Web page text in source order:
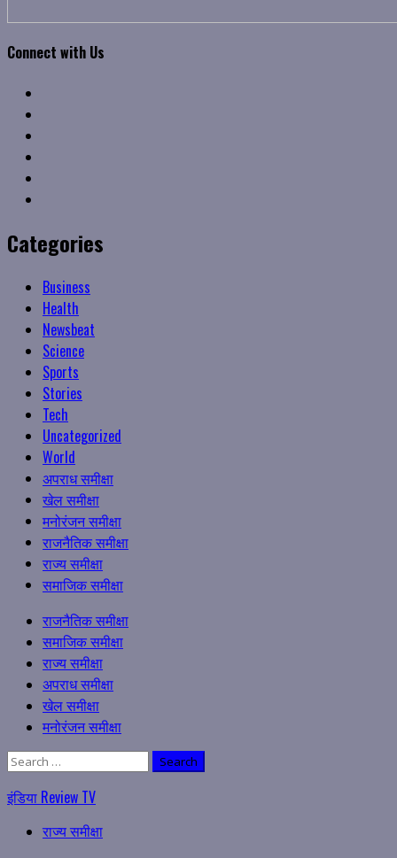
Connect with Us
Categories
Business
Health
Newsbeat
Science
Sports
Stories
Tech
Uncategorized
World
अपराध समीक्षा
खेल समीक्षा
मनोरंजन समीक्षा
राजनैतिक समीक्षा
राज्य समीक्षा
समाजिक समीक्षा
Primary
Menu
राजनैतिक समीक्षा
समाजिक समीक्षा
राज्य समीक्षा
अपराध समीक्षा
खेल समीक्षा
मनोरंजन समीक्षा
Search
इंडिया Review TV
राज्य समीक्षा